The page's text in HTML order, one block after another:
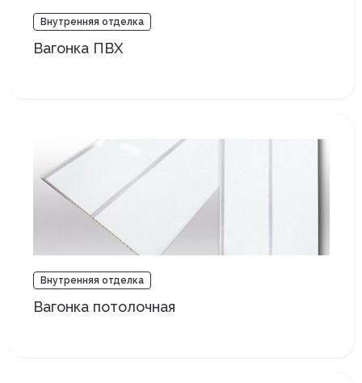
Внутренняя отделка
Вагонка ПВХ
Внутренняя отделка
Вагонка потолочная